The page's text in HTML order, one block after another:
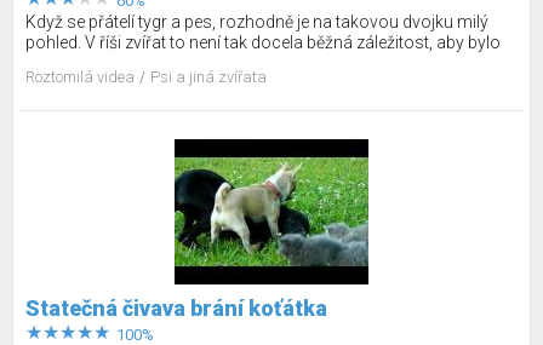
Když se přátelí tygr a pes, rozhodně je na takovou dvojku milý
pohled. V říši zvířat to není tak docela běžná záležitost, aby bylo
ošetřovatel ještě krmí mlíčkem z lahvičky a k pejskovi (pravda,
Roztomilá videa Psi a jiná zvířata
Statečná čivava brání koťátka
100%